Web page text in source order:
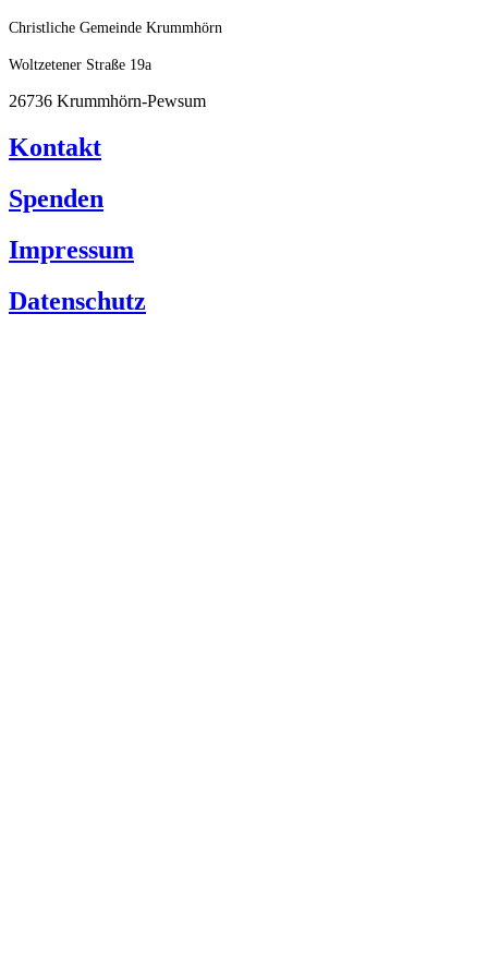
Zum
springen
Christliche Gemeinde Krummhörn
Woltzetener Straße 19a
26736 Krummhörn-Pewsum
Kontakt
Spenden
Impressum
Datenschutz